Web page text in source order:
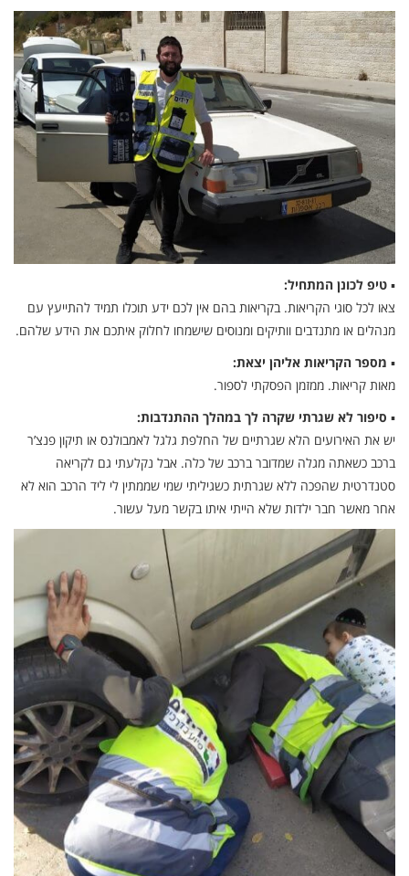
▪ טיפ לכונן המתחיל:
צאו לכל סוגי הקריאות. בקריאות בהם אין לכם ידע תוכלו תמיד להתייעץ עם
מנהלים או מתנדבים וותיקים ומנוסים שישמחו לחלוק איתכם את הידע שלהם.
▪ מספר הקריאות אליהן יצאת:
מאות קריאות. ממזמן הפסקתי לספור.
▪ סיפור לא שגרתי שקרה לך במהלך ההתנדבות:
יש את האירועים הלא שגרתיים של החלפת גלגל לאמבולנס או תיקון פנצ’ר
ברכב כשאתה מגלה שמדובר ברכב של כלה. אבל נקלעתי גם לקריאה
סטנדרטית שהפכה ללא שגרתית כשגיליתי שמי שממתין לי ליד הרכב הוא לא
אחר מאשר חבר ילדות שלא הייתי איתו בקשר מעל עשור.